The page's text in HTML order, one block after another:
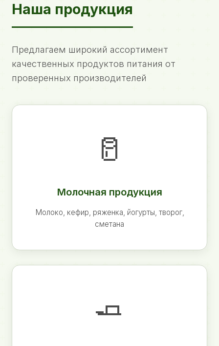
Наша продукция
Предлагаем широкий ассортимент
качественных продуктов питания от
проверенных производителей
🥛
Молочная продукция
Молоко, кефир, ряженка, йогурты, творог,
сметана
🧈